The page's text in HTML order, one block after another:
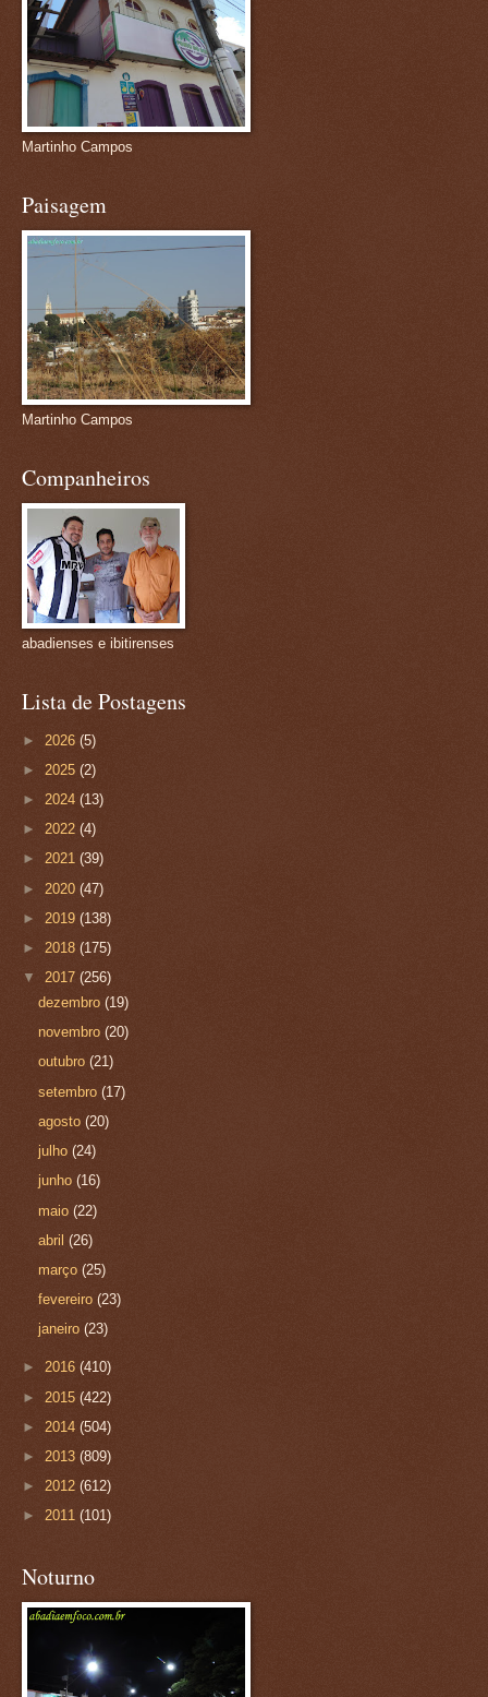
Martinho Campos
Paisagem
Martinho Campos
Companheiros
abadienses e ibitirenses
Lista de Postagens
► 2026 (5)
► 2025 (2)
► 2024 (13)
► 2022 (4)
► 2021 (39)
► 2020 (47)
► 2019 (138)
► 2018 (175)
▼ 2017 (256)
dezembro(19)
novembro(20)
outubro(21)
setembro(17)
agosto(20)
julho(24)
junho(16)
maio(22)
abril(26)
março(25)
fevereiro(23)
janeiro(23)
► 2016 (410)
► 2015 (422)
► 2014 (504)
► 2013 (809)
► 2012 (612)
► 2011 (101)
Noturno